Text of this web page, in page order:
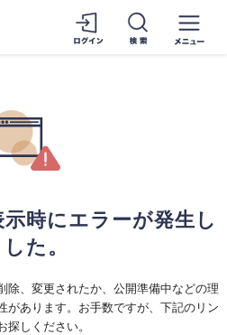
時にエラーが発生し
た。
除、変更されたか、公開準備中などの理
があります。お手数ですが、下記のリン
探しください。